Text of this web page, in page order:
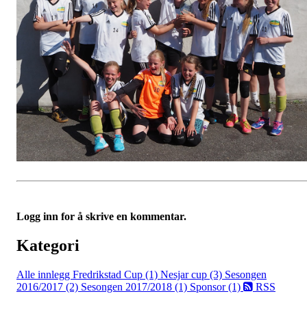
Logg inn for å skrive en kommentar.
Kategori
Alle innlegg Fredrikstad Cup (1) Nesjar cup (3) Sesongen
2016/2017 (2) Sesongen 2017/2018 (1) Sponsor (1) RSS